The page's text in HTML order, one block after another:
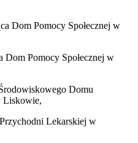
Dom Pomocy Społecznej w
Dom Pomocy Społecznej w
Domu
Liskowie,
Lekarskiej w